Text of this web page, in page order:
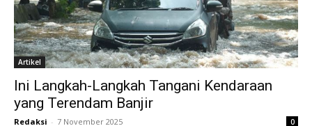
Artikel
Ini Langkah-Langkah Tangani Kendaraan
yang Terendam Banjir
Redaksi - 7 November 2025 0